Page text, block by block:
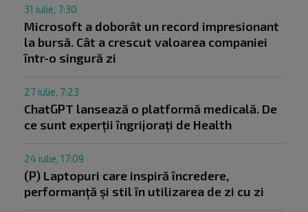
31 iulie, 7:30
Microsoft a doborât un record impresionant
la bursă. Cât a crescut valoarea companiei
într-o singură zi
27 iulie, 7:23
ChatGPT lansează o platformă medicală. De
ce sunt experții îngrijorați de Health
24 iulie, 17:09
(P) Laptopuri care inspiră încredere,
performanță și stil în utilizarea de zi cu zi